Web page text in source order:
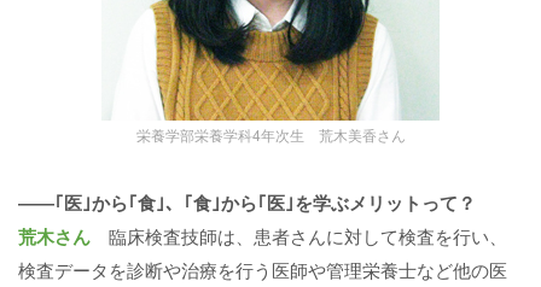
栄養学部栄養学科4年次生 荒木美香さん
――｢医｣から｢食｣、｢食｣から｢医｣を学ぶメリットって？
荒木さん 臨床検査技師は、患者さんに対して検査を行い、
検査データを診断や治療を行う医師や管理栄養士など他の医